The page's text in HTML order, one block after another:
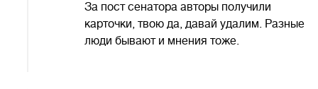
За пост сенатора авторы получили
карточки, твою да, давай удалим. Разные
люди бывают и мнения тоже.